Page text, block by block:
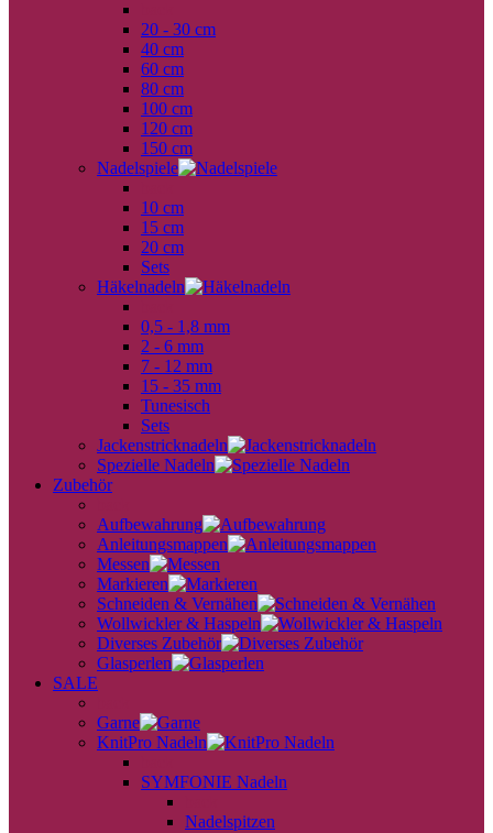
20 - 30 cm
40 cm
60 cm
80 cm
100 cm
120 cm
150 cm
Nadelspiele
10 cm
15 cm
20 cm
Sets
Häkelnadeln
0,5 - 1,8 mm
2 - 6 mm
7 - 12 mm
15 - 35 mm
Tunesisch
Sets
Jackenstricknadeln
Spezielle Nadeln
Zubehör
Aufbewahrung
Anleitungsmappen
Messen
Markieren
Schneiden & Vernähen
Wollwickler & Haspeln
Diverses Zubehör
Glasperlen
SALE
Garne
KnitPro Nadeln
SYMFONIE Nadeln
Nadelspitzen